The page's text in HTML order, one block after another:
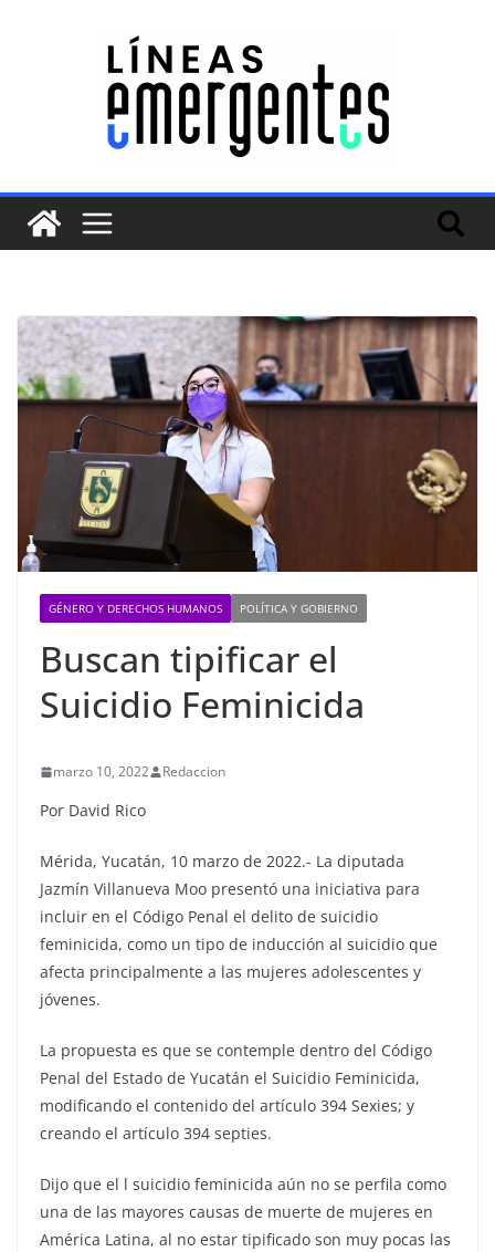
GÉNERO Y DERECHOS HUMANOS POLÍTICA Y GOBIERNO
Buscan tipificar el
Suicidio Feminicida
marzo 10, 2022 Redaccion
Por David Rico
Mérida, Yucatán, 10 marzo de 2022.- La diputada
Jazmín Villanueva Moo presentó una iniciativa para
incluir en el Código Penal el delito de suicidio
feminicida, como un tipo de inducción al suicidio que
afecta principalmente a las mujeres adolescentes y
jóvenes.
La propuesta es que se contemple dentro del Código
Penal del Estado de Yucatán el Suicidio Feminicida,
modificando el contenido del artículo 394 Sexies; y
creando el artículo 394 septies.
Dijo que el l suicidio feminicida aún no se perfila como
una de las mayores causas de muerte de mujeres en
América Latina, al no estar tipificado son muy pocas las